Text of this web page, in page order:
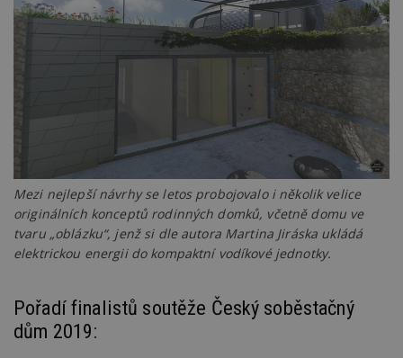
Mezi nejlepší návrhy se letos probojovalo i několik velice
originálních konceptů rodinných domků, včetně domu ve
tvaru „oblázku“, jenž si dle autora Martina Jiráska ukládá
elektrickou energii do kompaktní vodíkové jednotky.
Pořadí finalistů soutěže Český soběstačný
dům 2019:
_hjIncludedInPageviewSample
Hotjar Ltd
www.estav.cz
2
minuty
_dc_gtm_UA-53599847-1
.estav.cz
53
sekund